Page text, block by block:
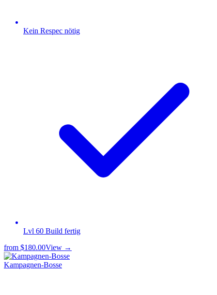
Kein Respec nötig
Lvl 60 Build fertig
from $180.00View →
Kampagnen-Bosse